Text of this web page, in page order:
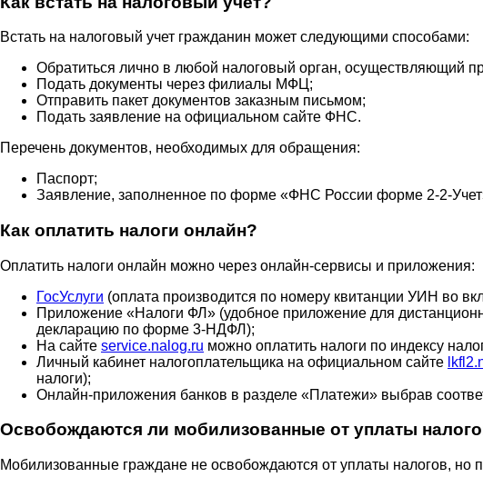
Встать на налоговый учет гражданин может следующими способами:
Обратиться лично в любой налоговый орган, осуществляющий
Подать документы через филиалы МФЦ;
Отправить пакет документов заказным письмом;
Подать заявление на официальном сайте ФНС.
Перечень документов, необходимых для обращения:
Паспорт;
Заявление, заполненное по форме «ФНС России форме 2-2-
Как оплатить налоги онлайн?
Оплатить налоги онлайн можно через онлайн-сервисы и приложения:
ГосУслуги (оплата производится по номеру квитанции УИН во
Приложение «Налоги ФЛ» (удобное приложение для
декларацию по форме 3-НДФЛ);
На сайте service.nalog.ru можно оплатить налоги по индексу
Личный кабинет налогоплательщика на официальном сайте
налоги);
Онлайн-приложения банков в разделе «Платежи» выбрав
Освобождаются ли мобилизованные от уплаты
Мобилизованные граждане не освобождаются от уплаты налогов,